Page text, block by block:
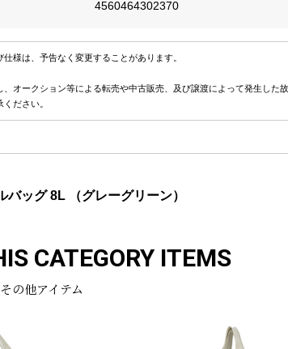
4560464302370
様は、予告なく変更することがあります。
オークション等による転売や中古販売、及び譲渡によって発生した
ださい。
バッグ 8L （グレーグリーン）
CATEGORY ITEMS
の他アイテム